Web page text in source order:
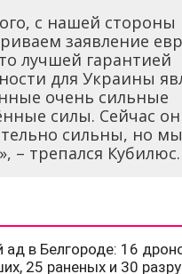
с нашей
заявление
лучшей гарантией
для Украины
очень сильные
силы. Сейчас
сильны, но
– трепался Кубилюс.